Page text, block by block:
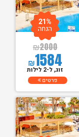
₪2000
₪1584
21%
הנחה
זוג, ל-2 לילות
פרטים